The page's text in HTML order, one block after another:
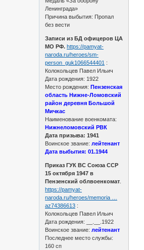
Ленинграда»
Причина выбытия: Пропал
без вести
Записи из БД офицеров ЦА
МО РФ. https://pamyat-
naroda.ru/heroes/sm-
person_guk1066544401 :
Колокольцев Павел Ильич
Дата рождения: 1922
Место рождения: Пензенская
область Нижне-Ломовский
район деревня Большой
Мичкас
Наименование военкомата:
Нижнеломовский РВК
Дата призыва: 1941
Воинское звание: лейтенант
Дата выбытия: 01.1944
Приказ ГУК ВС Союза ССР
15 октября 1947 в
Пензенский облвоенкомат
https://pamyat-
naroda.ru/heroes/memoria …
az74386613 :
Колокольцев Павел Ильич
Дата рождения: __.__.1922
Воинское звание:лейтенант
Последнее место службы:
160 сп